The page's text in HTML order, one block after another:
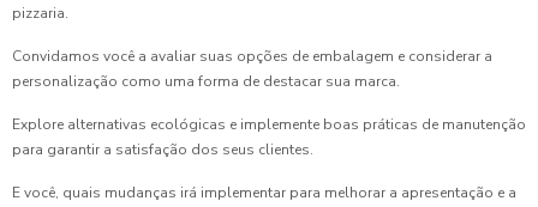
pizzaria.
Convidamos você a avaliar suas opções de embalagem e considerar a
personalização como uma forma de destacar sua marca.
Explore alternativas ecológicas e implemente boas práticas de manutenção
para garantir a satisfação dos seus clientes.
E você, quais mudanças irá implementar para melhorar a apresentação e a